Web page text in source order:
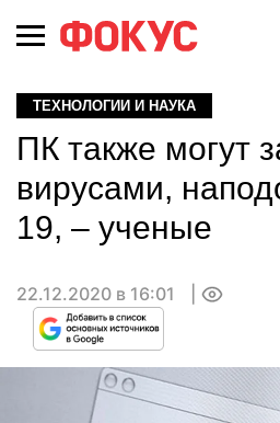
ТЕХНОЛОГИИ И НАУКА
ПК также могут
вирусами,
19, – ученые
22.12.2020 в 16:01